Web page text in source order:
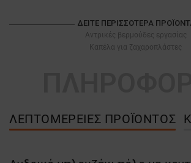
ΔΕΊΤΕ ΠΕΡΙΣΣΌΤΕΡΑ
Αντρικές βερμούδες εργασίας
Καπέλα για ζαχαροπλάστες
ΛΕΠΤΟΜΈΡΕΙΕΣ ΠΡΟΪΌΝΤΟΣ